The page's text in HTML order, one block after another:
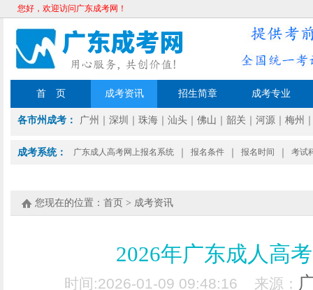
您好，欢迎访问广东成考网！
首 页 成考资讯 招生简章 成考专业
各市州成考： 广州 深圳 珠海 汕头 佛山 韶关 河源 梅州
成考系统： 广东成人高考网上报名系统 报名条件 报名时间 考试
您现在的位置： 首页 > 成考资讯
2026年广东成人高
时间:2026-01-09 09:48:16 来源：